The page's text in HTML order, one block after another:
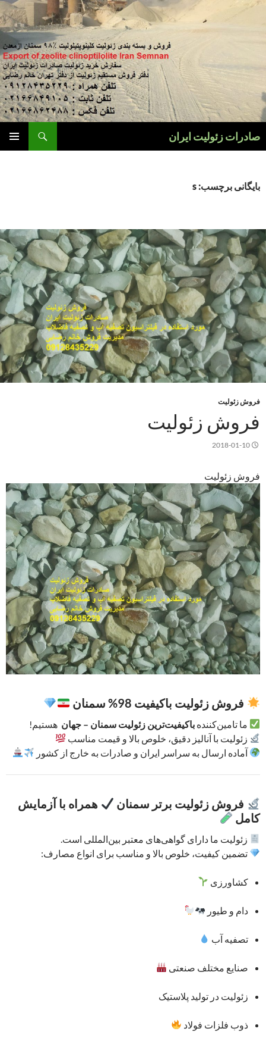
رفتن
صادرات زئولیت ایران
بایگانی برچسب: s
فروش زئولیت
فروش زئولیت
2018-01-10
فروش زئولیت
فروش زئولیت باکیفیت 98% سمنان
ما تامین‌کنندهباکیفیت‌ترین زئولیت سمنان – جهان هستیم!
زئولیت با آنالیز دقیق، خلوص بالا و قیمت مناسب
آماده ارسال به سراسر ایران و صادرات به خارج از کشور
فروش زئولیت برتر سمنان
همراه با آزمایش
کامل
زئولیت ما دارای گواهی‌های معتبر بین‌المللی است.
تضمین کیفیت، خلوص بالا و مناسب برای انواع مصارف:
کشاورزی
دام و طیور
تصفیه آب
صنایع مختلف صنعتی
زئولیت در تولید پلاستیک
ذوب فلزات فولاد